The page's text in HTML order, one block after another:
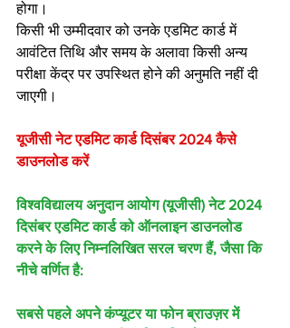
होगा।
किसी भी उम्मीदवार को उनके एडमिट कार्ड में
आवंटित तिथि और समय के अलावा किसी अन्य
परीक्षा केंद्र पर उपस्थित होने की अनुमति नहीं दी
जाएगी।
यूजीसी नेट एडमिट कार्ड दिसंबर 2024 कैसे
डाउनलोड करें
विश्वविद्यालय अनुदान आयोग (यूजीसी) नेट 2024
दिसंबर एडमिट कार्ड को ऑनलाइन डाउनलोड
करने के लिए निम्नलिखित सरल चरण हैं, जैसा कि
नीचे वर्णित है:
सबसे पहले अपने कंप्यूटर या फोन ब्राउज़र में